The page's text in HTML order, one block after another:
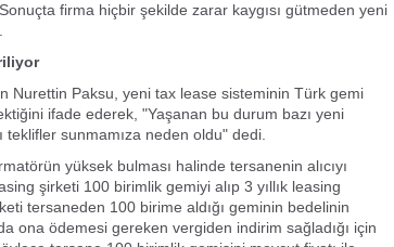
firma hiçbir şekilde zarar kaygısı gütmeden yeni
Nurettin Paksu, yeni tax lease sisteminin Türk gemi
ifade ederek, "Yaşanan bu durum bazı yeni
teklifler sunmamıza neden oldu" dedi.
yüksek bulması halinde tersanenin alıcıyı
şirketi 100 birimlik gemiyi alıp 3 yıllık leasing
tersaneden 100 birime aldığı geminin bedelinin
ona ödemesi gereken vergiden indirim sağladığı için